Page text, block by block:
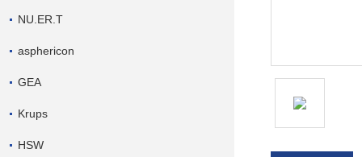
NU.ER.T
asphericon
GEA
Krups
HSW